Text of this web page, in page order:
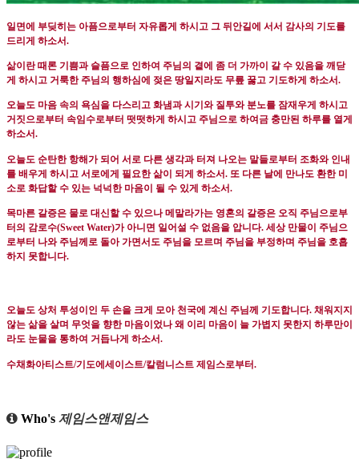
일면에 부딪히는 아픔으로부터 자유롭게 하시고 그 뒤안길에 서서 감사의 기도를
드리게 하소서.
삶이란 때론 기쁨과 슬픔으로 인하여 주님의 곁에 좀 더 가까이 갈 수 있음을 깨닫
게 하시고 거룩한 주님의 행하심에 젖은 땅일지라도 무릎 꿇고 기도하게 하소서.
오늘도 마음 속의 욕심을 다스리고 화냄과 시기와 질투와 분노를 잠재우게 하시고
거짓으로부터 속임수로부터 떳떳하게 하시고 주님으로 하여금 충만된 하루를 열게
하소서.
오늘도 순탄한 항해가 되어 서로 다른 생각과 터져 나오는 말들로부터 조화와 인내
를 배우게 하시고 서로에게 필요한 삶이 되게 하소서. 또 다른 날에 만나도 환한 미
소로 화답할 수 있는 넉넉한 마음이 될 수 있게 하소서.
목마른 갈증은 물로 대신할 수 있으나 메말라가는 영혼의 갈증은 오직 주님으로부
터의 감로수(Sweet Water)가 아니면 일어설 수 없음을 압니다. 세상 만물이 주님으
로부터 나와 주님께로 돌아 가면서도 주님을 모르며 주님을 부정하며 주님을 호흡
하지 못합니다.
오늘도 상처 투성이인 두 손을 크게 모아 천국에 계신 주님께 기도합니다. 채워지지
않는 삶을 살며 무엇을 향한 마음이었나 왜 이리 마음이 늘 가볍지 못한지 하루만이
라도 눈물을 통하여 거듭나게 하소서.
수채화아티스트/기도에세이스트/칼럼니스트 제임스로부터.
Who's 제임스앤제임스